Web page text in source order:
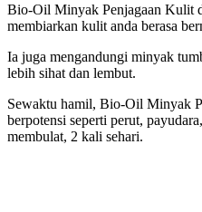
Bio-Oil Minyak Penjagaan Kulit
membiarkan kulit anda berasa
Ia juga mengandungi minyak
lebih sihat dan lembut.
Sewaktu hamil, Bio-Oil Minyak
berpotensi seperti perut,
membulat, 2 kali sehari.